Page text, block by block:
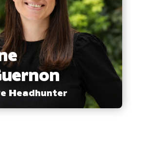
Headhunter